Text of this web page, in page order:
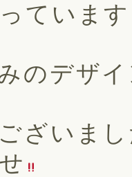
ていま
のデザ
ざいま